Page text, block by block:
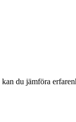
kan du jämföra